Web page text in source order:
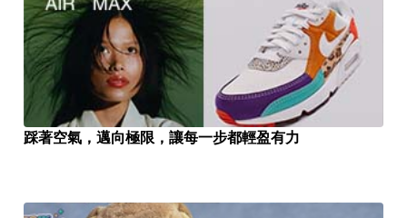
踩著空氣，邁向極限，讓每一步都輕盈有力